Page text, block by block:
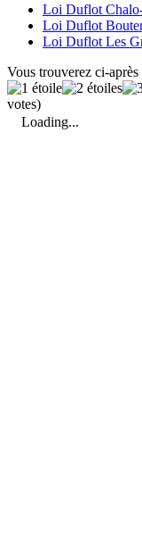
Loi Duflot
Loi Duflot
Loi Duflot Les
Vous trouverez ci-après
votes)
Loading...